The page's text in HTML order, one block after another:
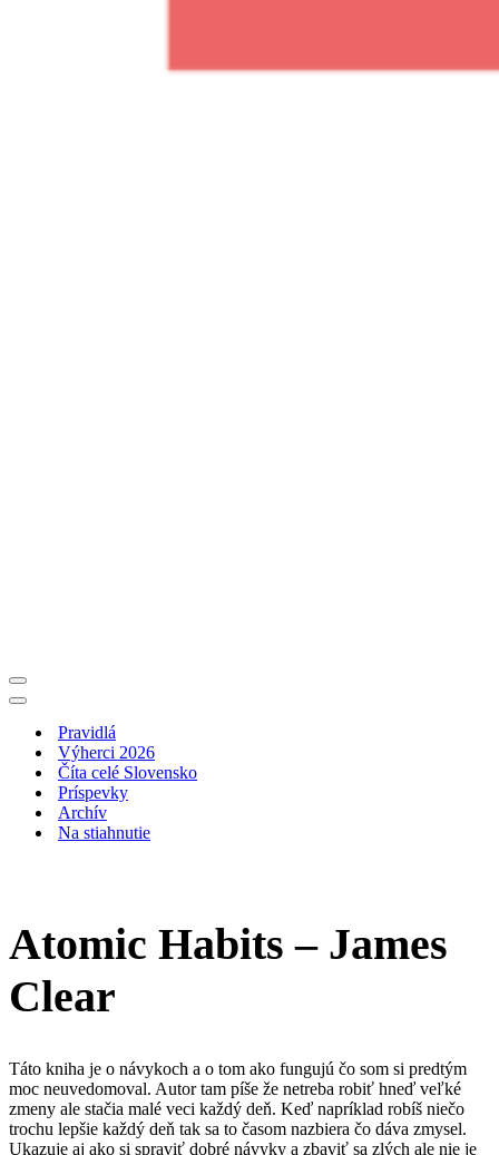
Menu
navigácie
Menu
navigáciePravidlá
Výherci 2026
Číta celé Slovensko
Príspevky
Archív
Na stiahnutie
Atomic Habits – James
Clear
Táto kniha je o návykoch a o tom ako fungujú čo som si predtým
moc neuvedomoval. Autor tam píše že netreba robiť hneď veľké
zmeny ale stačia malé veci každý deň. Keď napríklad robíš niečo
trochu lepšie každý deň tak sa to časom nazbiera čo dáva zmysel.
Ukazuje aj ako si spraviť dobré návyky a zbaviť sa zlých ale nie je